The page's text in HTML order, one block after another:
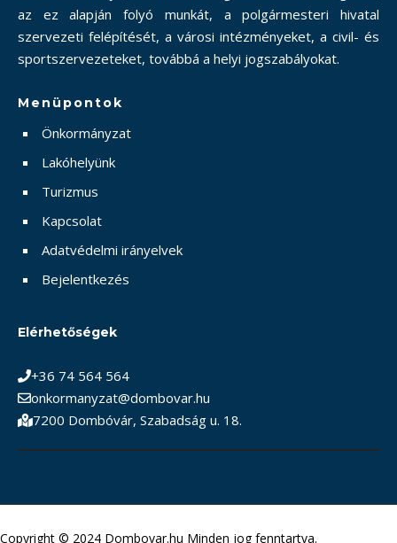
az ez alapján folyó munkát, a polgármesteri hivatal
szervezeti felépítését, a városi intézményeket, a civil- és
sportszervezeteket, továbbá a helyi jogszabályokat.
Menüpontok
Önkormányzat
Lakóhelyünk
Turizmus
Kapcsolat
Adatvédelmi irányelvek
Bejelentkezés
Elérhetőségek
+36 74 564 564
onkormanyzat@dombovar.hu
7200 Dombóvár, Szabadság u. 18.
Copyright © 2024 Dombovar.hu Minden jog fenntartva.